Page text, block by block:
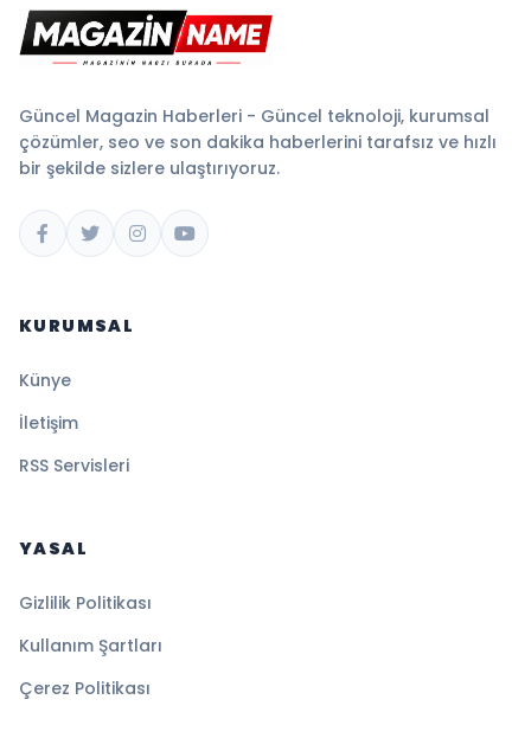
Güncel Magazin Haberleri - Güncel teknoloji, kurumsal
çözümler, seo ve son dakika haberlerini tarafsız ve hızlı
bir şekilde sizlere ulaştırıyoruz.
KURUMSAL
Künye
İletişim
RSS Servisleri
YASAL
Gizlilik Politikası
Kullanım Şartları
Çerez Politikası